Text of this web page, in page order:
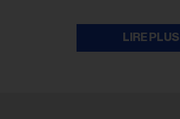
LIRE PLUS